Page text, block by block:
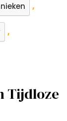
,
,
Tijdloze